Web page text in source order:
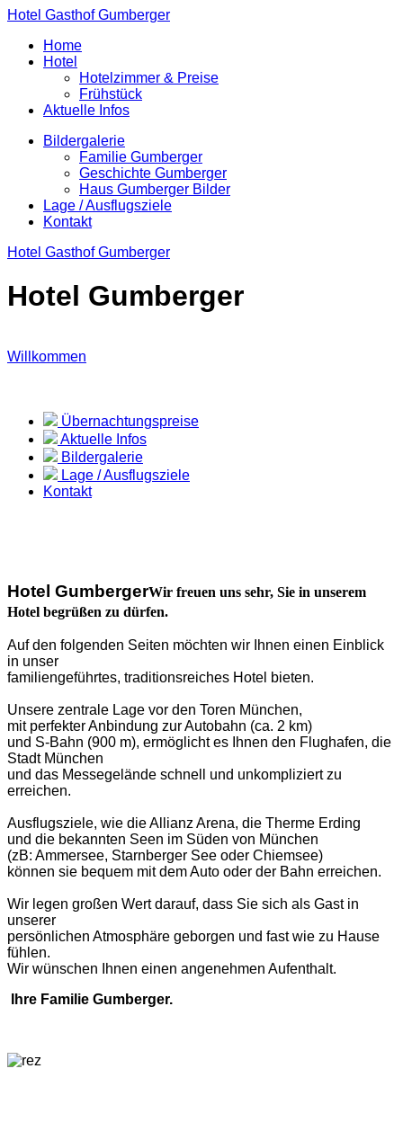
Hotel Gasthof Gumberger
Home
Hotel
Hotelzimmer & Preise
Frühstück
Aktuelle Infos
Bildergalerie
Familie Gumberger
Geschichte Gumberger
Haus Gumberger Bilder
Lage / Ausflugsziele
Kontakt
Hotel Gasthof Gumberger
Hotel Gumberger
Willkommen
Übernachtungspreise
Aktuelle Infos
Bildergalerie
Lage / Ausflugsziele
Kontakt
Hotel GumbergerWir freuen uns sehr, Sie in unserem
Hotel begrüßen zu dürfen.
Auf den folgenden Seiten möchten wir Ihnen einen Einblick
in unser
familiengeführtes, traditionsreiches Hotel bieten.
Unsere zentrale Lage vor den Toren München,
mit perfekter Anbindung zur Autobahn (ca. 2 km)
und S-Bahn (900 m), ermöglicht es Ihnen den Flughafen, die
Stadt München
und das Messegelände schnell und unkompliziert zu
erreichen.
Ausflugsziele, wie die Allianz Arena, die Therme Erding
und die bekannten Seen im Süden von München
(zB: Ammersee, Starnberger See oder Chiemsee)
können sie bequem mit dem Auto oder der Bahn erreichen.
Wir legen großen Wert darauf, dass Sie sich als Gast in
unserer
persönlichen Atmosphäre geborgen und fast wie zu Hause
fühlen.
Wir wünschen Ihnen einen angenehmen Aufenthalt.
Ihre Familie Gumberger.